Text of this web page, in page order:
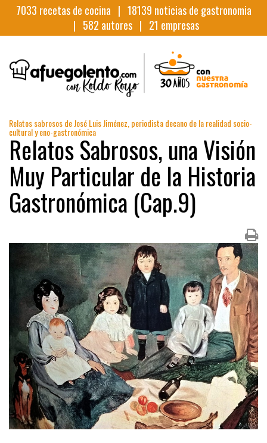
7033 recetas de cocina | 18139 noticias de gastronomia
| 582 autores | 21 empresas
Relatos sabrosos de José Luis Jiménez, periodista decano de la realidad socio-
cultural y eno-gastronómica
Relatos Sabrosos, una Visión
Muy Particular de la Historia
Gastronómica (Cap.9)